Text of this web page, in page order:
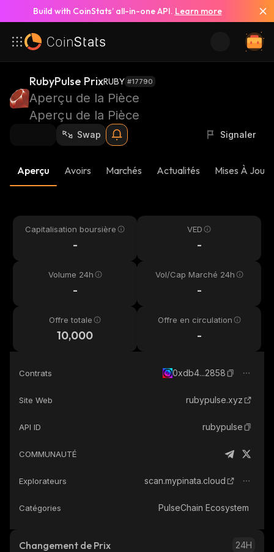
Build with CoinStats’ all-in-one API. Learn more
RubyPulse PrixRUBY #17790
Aperçu de la Pièce
Aperçu de la Pièce
Swap Signaler
Aperçu Avoirs Marchés Actualités Mises À Jour
Capitalisation boursière
-
VED
-
Volume 24h
-
Vol/Cap Marché 24h
-
Offre totale
10,000
Offre en circulation
-
Contrats 0xdb4...2858
Site Web rubypulse.xyz
API ID rubypulse
COMMUNAUTÉ
Explorateurs scan.mypinata.cloud
Catégories PulseChain Ecosystem
Changement de Prix 24H